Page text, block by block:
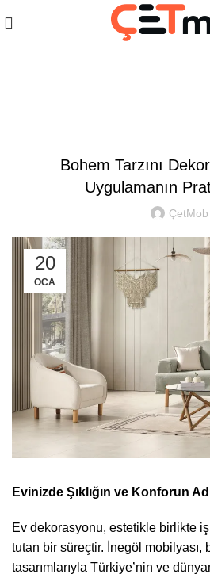
Bohem Tarzını
Uygulamanın
ÇetMob
20
OCA
Evinizde Şıklığın ve Konforun
Ev dekorasyonu, estetikle birlikte
tutan bir süreçtir. İnegöl mobilyası,
tasarımlarıyla Türkiye’nin ve